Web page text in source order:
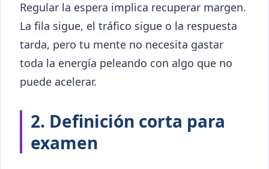
Regular la espera implica recuperar margen.
La fila sigue, el tráfico sigue o la respuesta
tarda, pero tu mente no necesita gastar
toda la energía peleando con algo que no
puede acelerar.
2. Definición corta para
examen